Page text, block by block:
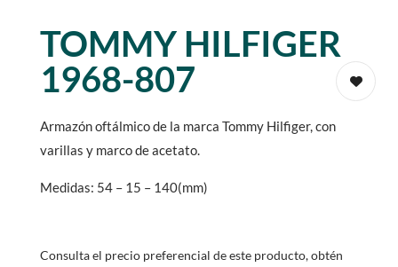
TOMMY HILFIGER
1968-807
Armazón oftálmico de la marca Tommy Hilfiger, con
varillas y marco de acetato.
Medidas: 54 – 15 – 140(mm)
Consulta el precio preferencial de este producto, obtén